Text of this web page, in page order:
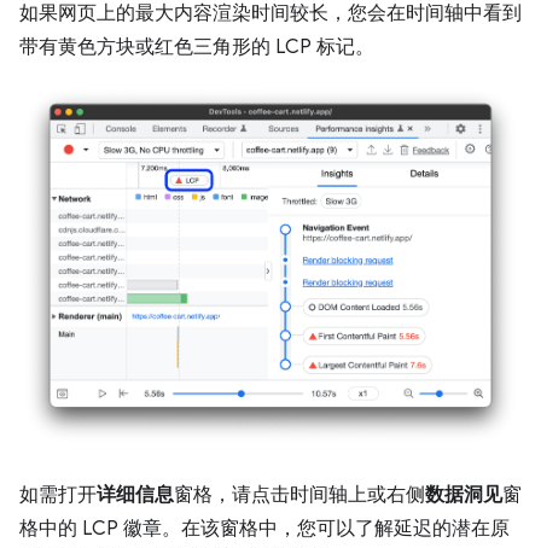
如果网页上的最大内容渲染时间较长，您会在时间轴中看到
带有黄色方块或红色三角形的 LCP 标记。
如需打开详细信息窗格，请点击时间轴上或右侧数据洞见窗
格中的 LCP 徽章。在该窗格中，您可以了解延迟的潜在原